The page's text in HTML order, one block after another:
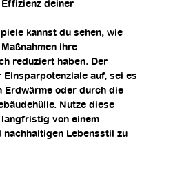
deiner
kannst du sehen, wie
ihre
reduziert haben. Der
auf, sei es
Erdwärme oder durch die
Nutze diese
von einem
Lebensstil zu